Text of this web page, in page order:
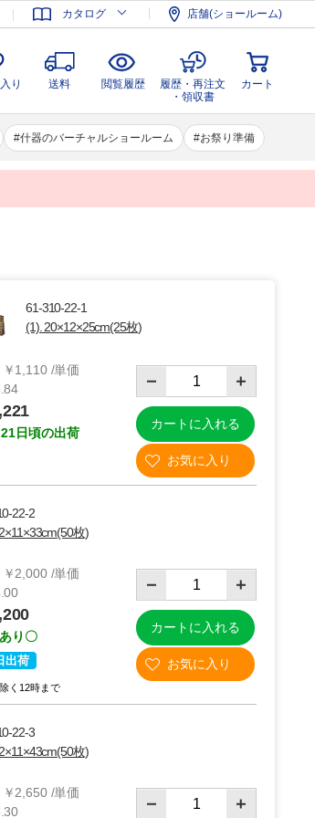
カタログ 店舗(ショールーム)
り 送料 閲覧履歴
履歴・再注文
・領収書
カート
什器のバーチャルショールーム お祭り準備
に入り 送料 閲覧履歴
履歴・再注文
・領収書
カート
61-310-22-1
(1). 20×12×25cm(25枚)
1,110 /単価
日頃の出荷
カートに入れる
22-2
枚)
2,000 /単価
り〇
出荷
く12時まで
カートに入れる
22-3
枚)
2,650 /単価